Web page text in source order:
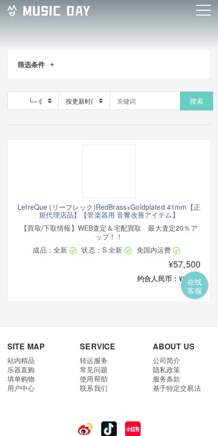
筛选条件
搜索
LefreQue (リーフレック)RedBrass+Goldplated 41mm【正
規代理店品】【管楽器用 音響改善アイテム】
【買取/下取情報】WEB査定＆宅配買取 最大査定20％ア
ップ！！
成品：全新
状态：S 全新 免国内运费
¥57,500
约合人民币：¥2,616
SITE MAP
站内精品
乐器直购
填单购物
用户中心
SERVICE
转运服务
常见问题
使用帮助
联系我们
ABOUT US
公司简介
隐私政策
服务条款
基于特定交易法
在线
客服